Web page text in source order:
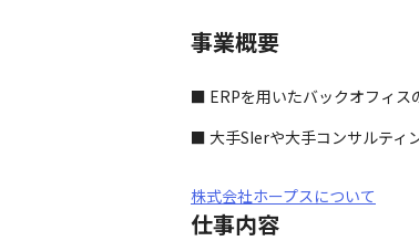
事業概要
■ ERPを用いたバックオフィス
■ 大手SIerや大手コンサルティ
株式会社ホープスについて
仕事内容